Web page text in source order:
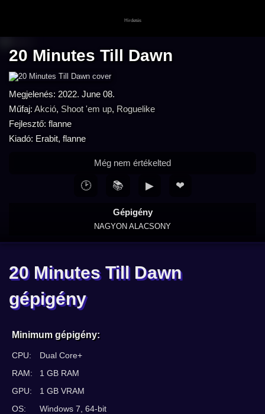
20 Minutes Till Dawn
Megjelenés: 2022. June 08.
Műfaj: Akció, Shoot 'em up, Roguelike
Fejlesztő: flanne
Kiadó: Erabit, flanne
Gépigény
NAGYON ALACSONY
Még nem értékelted
🕑 📚 ▶ ❤
20 Minutes Till Dawn
gépigény
Minimum gépigény:
CPU:
Dual Core+
RAM:
1 GB RAM
GPU:
1 GB VRAM
OS:
Windows 7, 64-bit